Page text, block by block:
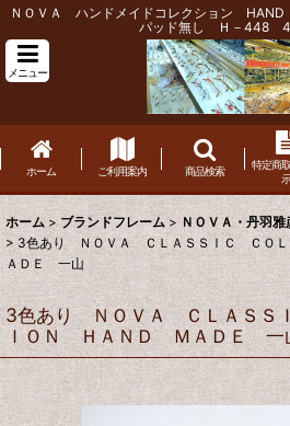
ＮＯＶＡ ハンドメイドコレクション
パッド無し Ｈ－448
メニュー
ホーム ご利用案内 商品検索
特定商
示
ホーム > ブランドフレーム > ＮＯＶＡ・丹羽雅
> 3色あり ＮＯＶＡ ＣＬＡＳＳＩＣ ＣＯ
ＡＤＥ 一山
3色あり ＮＯＶＡ ＣＬＡＳＳ
ＩＯＮ ＨＡＮＤ ＭＡＤＥ 一